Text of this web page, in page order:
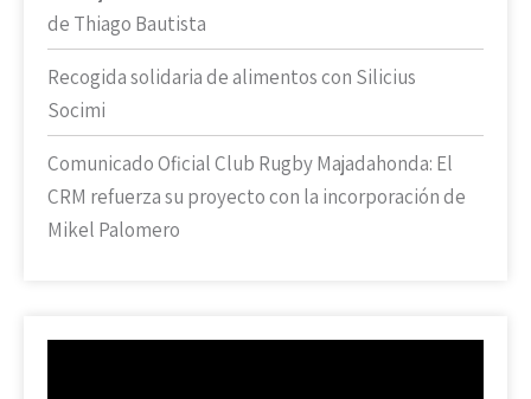
de Thiago Bautista
Recogida solidaria de alimentos con Silicius
Socimi
Comunicado Oficial Club Rugby Majadahonda: El
CRM refuerza su proyecto con la incorporación de
Mikel Palomero